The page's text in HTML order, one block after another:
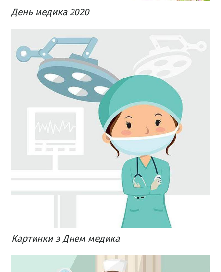
День медика 2020
Картинки з Днем медика